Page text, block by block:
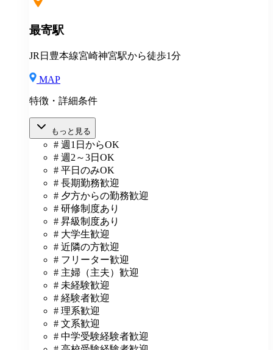
最寄駅
JR日豊本線宮崎神宮駅から徒歩1分
MAP
特徴・詳細条件
もっと見る
# 週1日からOK
# 週2～3日OK
# 平日のみOK
# 長期勤務歓迎
# 夕方からの勤務歓迎
# 研修制度あり
# 昇級制度あり
# 大学生歓迎
# 近隣の方歓迎
# フリーター歓迎
# 主婦（主夫）歓迎
# 未経験歓迎
# 経験者歓迎
# 理系歓迎
# 文系歓迎
# 中学受験経験者歓迎